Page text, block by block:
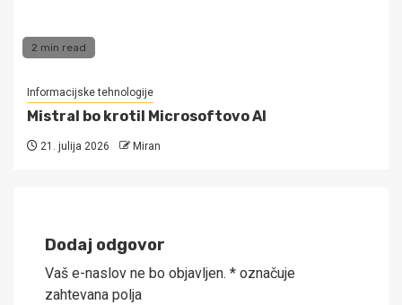
2 min read
Informacijske tehnologije
Mistral bo krotil Microsoftovo AI
21. julija 2026 Miran
Dodaj odgovor
Vaš e-naslov ne bo objavljen. * označuje
zahtevana polja